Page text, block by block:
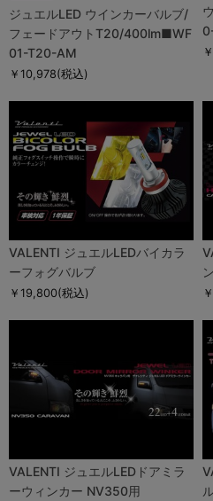
ジュエルLED ウインカーバルブ/
フェードアウトT20/400lm■WF
01-T20-AM
￥10,978(税込)
VALENTI ジュエルLEDバイカラ
ーフォグバルブ
￥19,800(税込)
VALENTI ジュエルLEDドアミラ
ーウィンカー NV350用